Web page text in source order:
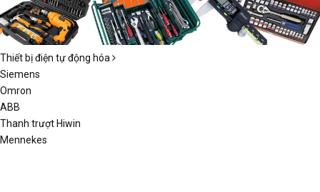
Thiết bị điện tự động hóa
Siemens
Omron
ABB
Thanh trượt Hiwin
Mennekes